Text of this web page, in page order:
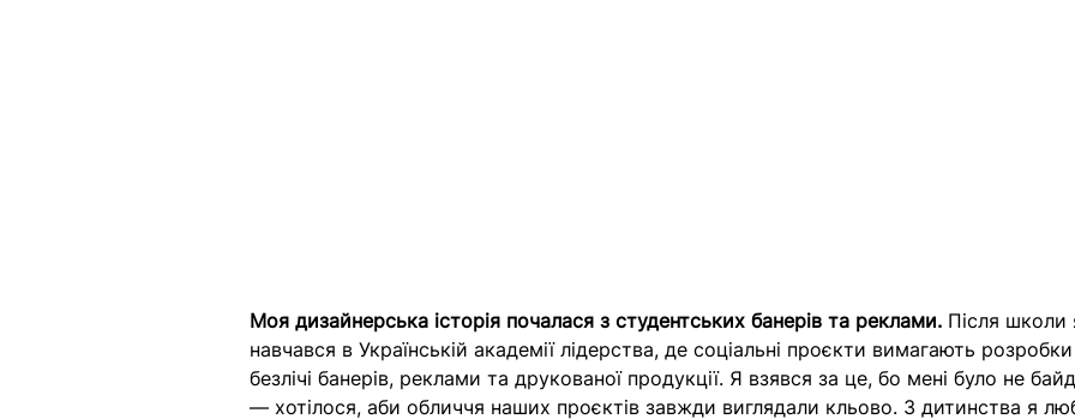
Моя дизайнерська історія почалася з студентських банерів та реклами. Після школи
навчався в Українській академії лідерства, де соціальні проєкти вимагають розробки
безлічі банерів, реклами та друкованої продукції. Я взявся за це, бо мені було не
— хотілося, аби обличчя наших проєктів завжди виглядали кльово. З дитинства я